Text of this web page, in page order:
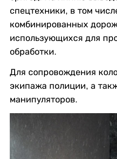
спецтехники, в том
комбинированных
использующихся для
обработки.
Для сопровождения
экипажа полиции, а
манипуляторов.